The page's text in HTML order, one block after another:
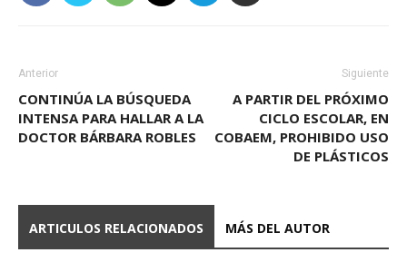
Anterior
CONTINÚA LA BÚSQUEDA
INTENSA PARA HALLAR A LA
DOCTOR BÁRBARA ROBLES
Siguiente
A PARTIR DEL PRÓXIMO
CICLO ESCOLAR, EN
COBAEM, PROHIBIDO USO
DE PLÁSTICOS
ARTICULOS RELACIONADOS MÁS DEL AUTOR